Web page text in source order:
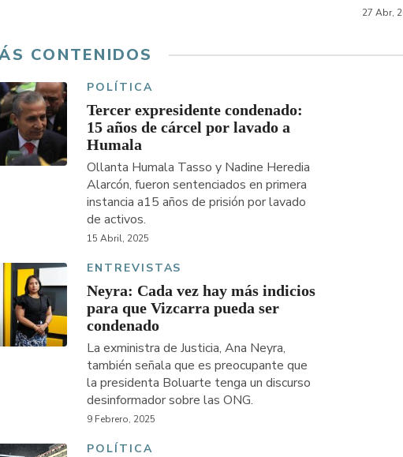
27 Abr,
CONTENIDOS
POLÍTICA
Tercer expresidente condenado:
15 años de cárcel por lavado a
Humala
Ollanta Humala Tasso y Nadine Heredia
Alarcón, fueron sentenciados en primera
instancia a15 años de prisión por lavado
de activos.
15 Abril, 2025
ENTREVISTAS
Neyra: Cada vez hay más indicios
para que Vizcarra pueda ser
condenado
La exministra de Justicia, Ana Neyra,
también señala que es preocupante que
la presidenta Boluarte tenga un discurso
desinformador sobre las ONG.
9 Febrero, 2025
POLÍTICA